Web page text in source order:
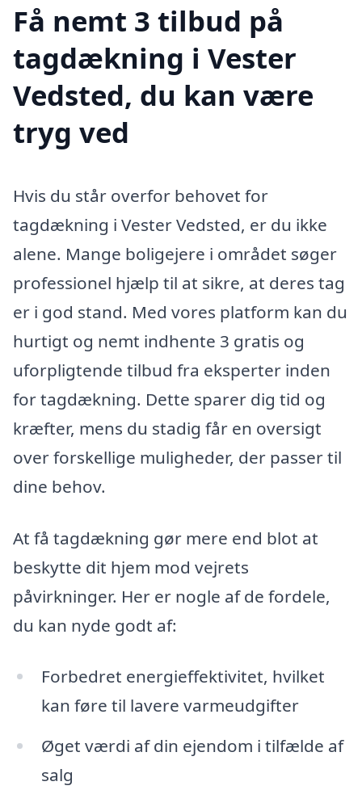
Få nemt 3 tilbud på
tagdækning i Vester
Vedsted, du kan være
tryg ved
Hvis du står overfor behovet for
tagdækning i Vester Vedsted, er du ikke
alene. Mange boligejere i området søger
professionel hjælp til at sikre, at deres tag
er i god stand. Med vores platform kan du
hurtigt og nemt indhente 3 gratis og
uforpligtende tilbud fra eksperter inden
for tagdækning. Dette sparer dig tid og
kræfter, mens du stadig får en oversigt
over forskellige muligheder, der passer til
dine behov.
At få tagdækning gør mere end blot at
beskytte dit hjem mod vejrets
påvirkninger. Her er nogle af de fordele,
du kan nyde godt af:
Forbedret energieffektivitet, hvilket
kan føre til lavere varmeudgifter
Øget værdi af din ejendom i tilfælde af
salg